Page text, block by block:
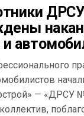
— «ДРСУ